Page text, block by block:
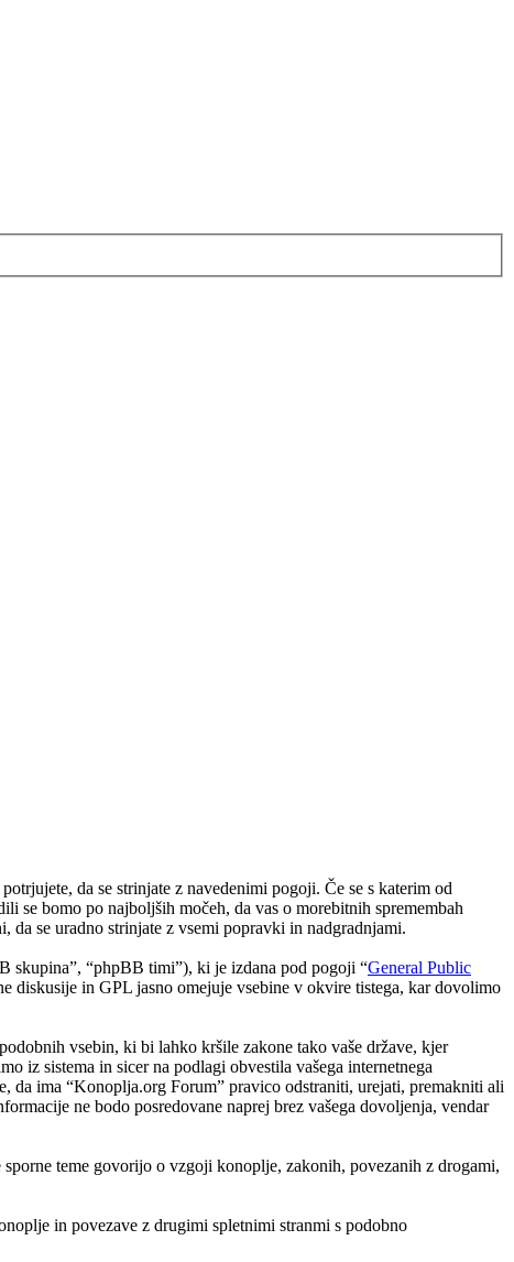
da se strinjate z navedenimi pogoji. Če se s katerim od
se bomo po najboljših močeh, da vas o morebitnih spremembah
da se uradno strinjate z vsemi popravki in nadgradnjami.
skupina”, “phpBB timi”), ki je izdana pod pogoji “General Public
diskusije in GPL jasno omejuje vsebine v okvire tistega, kar dovolimo
vsebin, ki bi lahko kršile zakone tako vaše države, kjer
iz sistema in sicer na podlagi obvestila vašega internetnega
da ima “Konoplja.org Forum” pravico odstraniti, urejati, premakniti ali
ne bodo posredovane naprej brez vašega dovoljenja, vendar
teme govorijo o vzgoji konoplje, zakonih, povezanih z drogami,
in povezave z drugimi spletnimi stranmi s podobno